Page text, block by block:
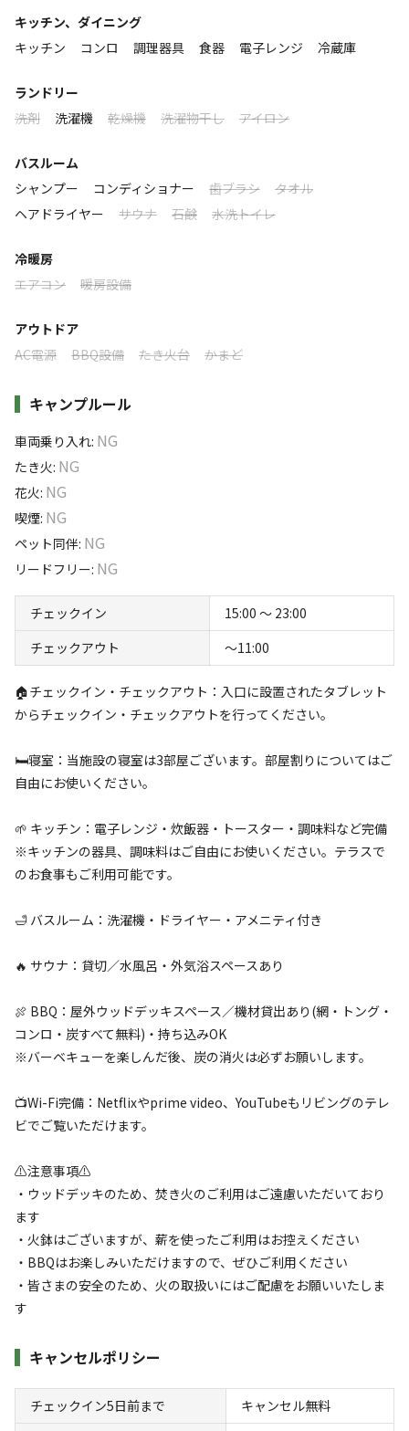
でご確認ください。
●https://ourhouse-mie.com/
キッチン、ダイニング
キッチン
コンロ 調理器具 食器 電子レンジ 冷蔵庫
ランドリー
洗剤
洗濯機 乾燥機 洗濯物干し アイロン
バスルーム
シャンプー
コンディショナー 歯ブラシ
タオル
ヘアドライヤー
サウナ 石鹸 水洗トイレ
冷暖房
エアコン
暖房設備
アウトドア
AC電源
BBQ設備 たき火台 かまど
キャンプルール
車両乗り入れ: NG
たき火: NG
花火: NG
喫煙: NG
ペット同伴: NG
リードフリー: NG
チェックイン
15:00 〜 23:00
チェックアウト
〜11:00
🏠チェックイン・チェックアウト：入口に設置されたタブレット
からチェックイン・チェックアウトを行ってください。
🛏️寝室：当施設の寝室は3部屋ございます。部屋割りについてはご
自由にお使いください。
🌱 キッチン：電子レンジ・炊飯器・トースター・調味料など完備
※キッチンの器具、調味料はご自由にお使いください。テラスで
のお食事もご利用可能です。
🛁 バスルーム：洗濯機・ドライヤー・アメニティ付き
🔥 サウナ：貸切／水風呂・外気浴スペースあり
🍖 BBQ：屋外ウッドデッキスペース／機材貸出あり(網・トング・
コンロ・炭すべて無料)・持ち込みOK
※バーベキューを楽しんだ後、炭の消火は必ずお願いします。
📺Wi-Fi完備：Netflixやprime video、YouTubeもリビングのテレ
ビでご覧いただけます。
⚠️注意事項⚠️
・ウッドデッキのため、焚き火のご利用はご遠慮いただいており
ます
・火鉢はございますが、薪を使ったご利用はお控えください
・BBQはお楽しみいただけますので、ぜひご利用ください
・皆さまの安全のため、火の取扱いにはご配慮をお願いいたしま
す
キャンセルポリシー
チェックイン5日前まで
キャンセル無料
大自然の中で存分に遊び疲れたお客様のお身体と心を癒し
尽くす基地としてお気軽にご利用ください。
≪注意事項≫
・ウッドデッキのため、焚き火のご利用はご遠慮いただい
・火鉢はございますが、薪を使ったご利用はお控えくださ
い
・BBQはお楽しみいただけますので、ぜひご利用くださ
・皆さまの安全のため、火の取扱いにはご配慮をお願いい
たします
雰囲気
まったり
落ち着く
利用者層
付きBBQスペースやサウナを備えた一棟貸切宿なので、お子
静かな港町で、ゆったりとした時間をお楽しみいただけま
だいております。
#海水浴
#釣り
キャンペーン
キャンプ場からのお知らせ
2026.6.22更新
焚き火は禁止になっています
空き状況検索
利用タイプ
宿泊 日帰り
チェックイン チェックアウト
利用人数
検索対象
検索